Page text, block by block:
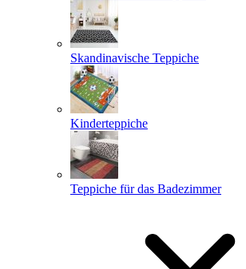
Skandinavische Teppiche
Kinderteppiche
Teppiche für das Badezimmer